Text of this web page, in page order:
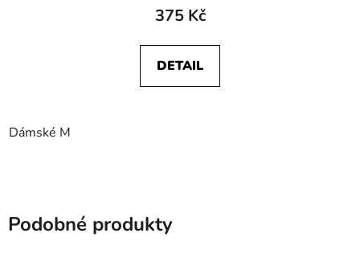
375 Kč
DETAIL
Dámské M
Podobné produkty